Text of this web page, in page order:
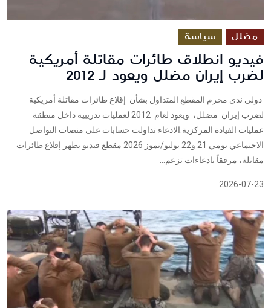
مضلل سياسة
فيديو انطلاق طائرات مقاتلة أمريكية
لضرب إيران مضلل ويعود لـ 2012
دولي ندى محرم المقطع المتداول بشأن إقلاع طائرات مقاتلة أمريكية
لضرب إيران مضلل، ويعود لعام 2012 لعمليات تدريبية داخل منطقة
عمليات القيادة المركزية.الادعاء تداولت حسابات على منصات التواصل
الاجتماعي يومي 21 و22 يوليو/تموز 2026 مقطع فيديو يظهر إقلاع طائرات
مقاتلة، مرفقاً بادعاءات تزعم...
2026-07-23